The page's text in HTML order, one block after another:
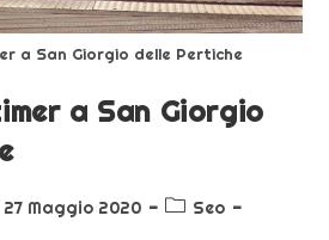
a San Giorgio delle Pertiche
a San Giorgio
27 Maggio 2020
Seo